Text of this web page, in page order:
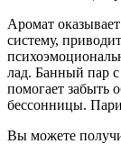
Аромат
систему,
лад. Банный пар
помогает забыть
бессонницы.
Вы можете